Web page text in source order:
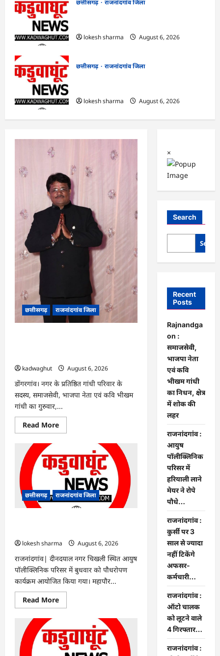
छत्तीसगढ़
राजनांदगांव जिला
lokesh sharma
August 6, 2026
छत्तीसगढ़
राजनांदगांव जिला
lokesh sharma
August 6, 2026
छत्तीसगढ़ राजनांदगांव जिला
kadwaghut
August 6, 2026
डोंगरगांव। नगर के प्रतिष्ठित गांधी परिवार के
सदस्य, समाजसेवी, भाजपा नेता एवं कवि भीखम
गांधी का गुरुवार,...
Read MoreRead
more
Rajnandgaon
समाजसेवी,
भाजपा
नेता
एवं
कवि
भीखम
गांधी
की
लहर
छत्तीसगढ़ राजनांदगांव जिला
lokesh sharma
August 6, 2026
राजनांदगांव| दीनदयाल नगर चिखली स्थित आयुष
पॉलीक्लिनिक परिसर में बुधवार को पौधरोपण
कार्यक्रम आयोजित किया गया। महापौर...
Read MoreRead
more
:
आयुष
पॉलीक्लिनिक
परिसर
×
Search
Recent
Posts
Rajnandga
on :
समाजसेवी,
भाजपा नेता
एवं कवि
भीखम गांधी
का निधन, क्षेत्र
में शोक की
लहर
राजनांदगांव :
आयुष
पॉलीक्लिनिक
परिसर में
हरियाली लाने
मेयर ने रोपे
पौधे…
राजनांदगांव :
कुर्सी पर 3
साल से ज्यादा
नहीं टिकेंगे
अफसर-
कर्मचारी…
राजनांदगांव :
ऑटो चालक
को लूटने वाले
4 गिरफ्तार…
राजनांदगांव :